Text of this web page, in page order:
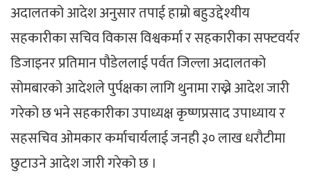
अदालतको आदेश अनुसार तपाई हाम्रो बहुउद्देश्यीय
सहकारीका सचिव विकास विश्वकर्मा र सहकारीका सफ्टवर्यर
डिजाइनर प्रतिमान पौडेललाई पर्वत जिल्ला अदालतको
सोमबारको आदेशले पुर्पक्षका लागि थुनामा राख्ने आदेश जारी
गरेको छ भने सहकारीका उपाध्यक्ष कृष्णप्रसाद उपाध्याय र
सहसचिव ओमकार कर्माचार्यलाई जनही ३० लाख धरौटीमा
छुटाउने आदेश जारी गरेको छ ।